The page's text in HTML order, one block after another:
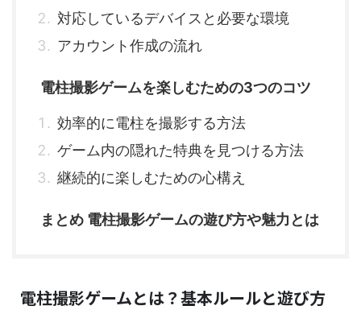
対応しているデバイスと必要な環境
アカウント作成の流れ
電柱撮影ゲームを楽しむための3つのコツ
効率的に電柱を撮影する方法
ゲーム内の隠れた特典を見つける方法
継続的に楽しむための心構え
まとめ 電柱撮影ゲームの遊び方や魅力とは
電柱撮影ゲームとは？基本ルールと遊び方